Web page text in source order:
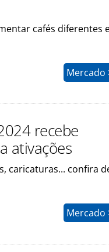
cafés diferentes
Mercado
recebe
ativações
caricaturas... confira
Mercado